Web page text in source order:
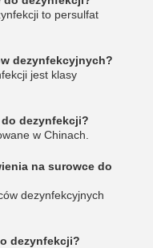
to persulfat
dezynfekcyjnych?
jest klasy
dezynfekcji?
w Chinach.
na surowce do
dezynfekcyjnych
dezynfekcji?